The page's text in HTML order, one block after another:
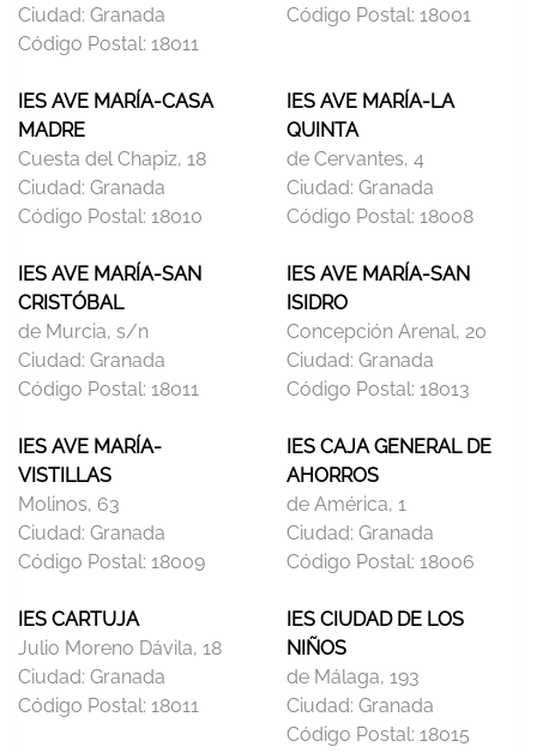
Ciudad: Granada
Código Postal: 18011
Código Postal: 18001
IES AVE MARÍA-CASA
MADRE
Cuesta del Chapiz, 18
Ciudad: Granada
Código Postal: 18010
IES AVE MARÍA-LA
QUINTA
de Cervantes, 4
Ciudad: Granada
Código Postal: 18008
IES AVE MARÍA-SAN
CRISTÓBAL
de Murcia, s/n
Ciudad: Granada
Código Postal: 18011
IES AVE MARÍA-SAN
ISIDRO
Concepción Arenal, 20
Ciudad: Granada
Código Postal: 18013
IES AVE MARÍA-
VISTILLAS
Molinos, 63
Ciudad: Granada
Código Postal: 18009
IES CAJA GENERAL DE
AHORROS
de América, 1
Ciudad: Granada
Código Postal: 18006
IES CARTUJA
Julio Moreno Dávila, 18
Ciudad: Granada
Código Postal: 18011
IES CIUDAD DE LOS
NIÑOS
de Málaga, 193
Ciudad: Granada
Código Postal: 18015